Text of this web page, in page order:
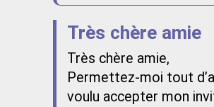
Très chère amie
Très chère amie,
Permettez-moi tout
voulu accepter mon